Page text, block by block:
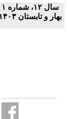
بهار و تابستان ۱۴۰۳ )